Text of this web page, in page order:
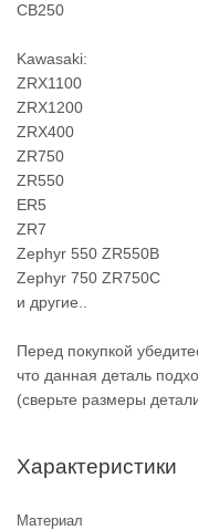
CB250
Kawasaki:
ZRX1100
ZRX1200
ZRX400
ZR750
ZR550
ER5
ZR7
Zephyr 550 ZR550B
Zephyr 750 ZR750C
и другие..
Перед покупкой
что данная деталь
(сверьте размеры
Характеристики
Материал